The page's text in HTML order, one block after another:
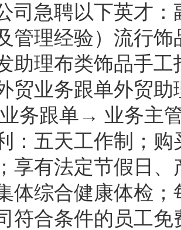
司急聘以下英才
管理经验）流行
助理布类饰品手
贸业务跟单外贸
务跟单→ 业务主
：五天工作制；
享有法定节假日
体综合健康体检
符合条件的员工